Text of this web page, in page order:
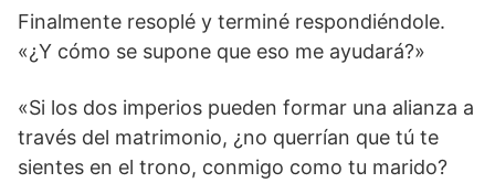
Finalmente resoplé y terminé respondiéndole.
«¿Y cómo se supone que eso me ayudará?»
«Si los dos imperios pueden formar una alianza a
través del matrimonio, ¿no querrían que tú te
sientes en el trono, conmigo como tu marido?